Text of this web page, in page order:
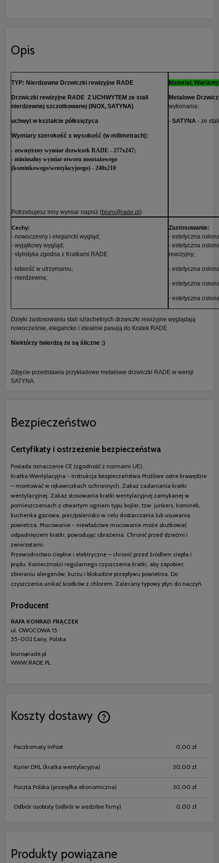
Opis
TYP: Nierdzewne Drzwiczki rewizyjne RADE
Drzwiczki rewizyjne RADE Z UCHWYTEM ze stali
nierdzewnej szczotkowanej (INOX, SATYNA)
uchwyt w kształcie półksiężyca
Wymiary szerokość x wysokość (w milimetrach):
- zewnętrzny wymiar drzwiczek RADE - 277x247;
- minimalny wymiar otworu montażowego
(kominkowego/wentylacyjnego) - 240x210
Potrzebujesz inny wymiar napisz (biuro@rade.pl )
Materiał,
Metalowe
wykonania:
- SATYNA - ze
Cechy:
- nowoczesny i elegancki wygląd;
- wyjątkowy wygląd;
- stylistyka zgodna z Kratkami RADE
- łatwość w utrzymaniu;
- nierdzewna;
Zastosowanie:
- estetyczna
- estetyczna
rewizyjny;
- estetyczna
- estetyczna
- estetyczna
Dzięki zastosowaniu stali szlachetnych drzwiczki rewizyjne wyglądają
nowocześnie, elegancko i idealnie pasują do Kratek RADE .
Niektórzy twierdzą że są śliczne :)
Zdjęcie przedstawia przykładowe metalowe drzwiczki RADE w wersji
SATYNA.
Bezpieczeństwo
Certyfikaty i ostrzeżenie bezpieczeństwa
Posiada oznaczenie CE (zgodność z normami UE).
Kratka Wentylacyjna - Instrukcja bezpieczeństwa Możliwe ostre krawędzie
– montować w rękawiczkach ochronnych. Zakaz zasłaniania kratki
wentylacyjnej. Zakaz stosowania kratki wentylacyjnej zamykanej w
pomieszczeniach z otwartym ogniem typu bojler, tzw. junkers, kominek,
kuchenka gazowa, piec/palenisko w celu dostarczania lub usuwania
powietrza. Mocowanie - niewłaściwe mocowanie może skutkować
odpadnięciem kratki, powodując obrażenia. Chronić przed dziećmi i
zwierzętami.
Przewodnictwo cieplne i elektryczne – chronić przed źródłem ciepła i
prądu. Konieczności regularnego czyszczenia kratki, aby zapobiec
zbieraniu alergenów, kurzu i blokadzie przepływu powietrza. Do
czyszczenia unikać środków z chlorem. Zalecany typowy płyn do naczyń.
Producent
RAFA KONRAD FRĄCZEK
ul. OWOCOWA 15
55-002 Łany, Polska
biuro@rade.pl
WWW.RADE.PL
Koszty dostawy
Cena nie zawiera ewentualnych
Paczkomaty InPost 0,00 zł
Kurier DHL (kratka wentylacyjna) 30,00 zł
Poczta Polska (przesyłka ekonomiczna) 30,00 zł
Odbiór osobisty (odbiór w siedzibie firmy) 0,00 zł
Produkty powiązane